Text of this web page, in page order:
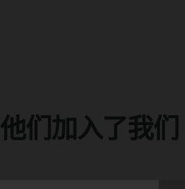
他们加入了我们